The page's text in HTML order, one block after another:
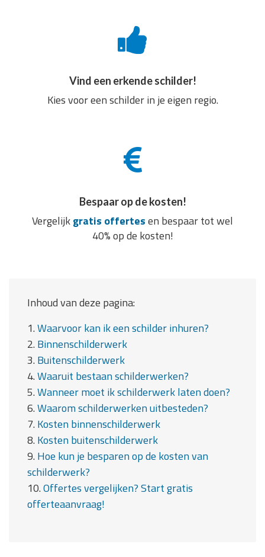
Vind een erkende schilder!
Kies voor een schilder in je eigen regio.
Bespaar op de kosten!
Vergelijkgratis offertesen bespaar tot wel
40% op de kosten!
Inhoud van deze pagina:
1.Waarvoor kan ik een schilder inhuren?
2. Binnenschilderwerk
3. Buitenschilderwerk
4.Waaruit bestaan schilderwerken?
5.Wanneer moet ik schilderwerk laten doen?
6.Waarom schilderwerken uitbesteden?
7. Kosten binnenschilderwerk
8. Kosten buitenschilderwerk
9. Hoe kun je besparen op de kosten van
schilderwerk?
10.Offertes vergelijken? Start gratis
offerteaanvraag!